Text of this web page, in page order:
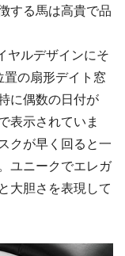
する馬は高貴で品
ヤルデザインにそ
の扇形デイト窓
に偶数の日付が
表示されていま
クが早く回ると一
ユニークでエレガ
大胆さを表現して